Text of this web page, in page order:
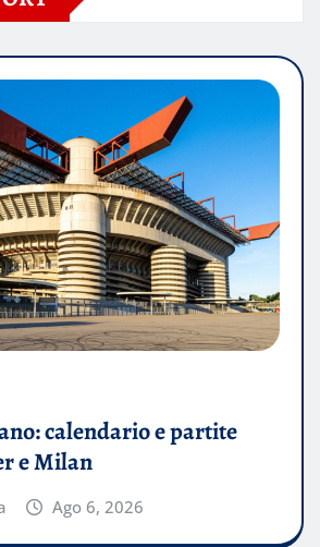
calendario e partite
e Milan
Ago 6, 2026